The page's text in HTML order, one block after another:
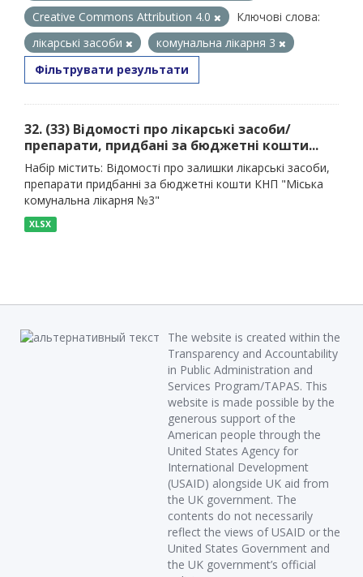
Creative Commons Attribution 4.0
Ключові слова:
лікарські засоби
комунальна лікарня 3
Фільтрувати результати
32. (33) Відомості про лікарські засоби/
препарати, придбані за бюджетні кошти...
Набір містить: Відомості про залишки лікарські засоби,
препарати придбанні за бюджетні кошти КНП "Міська
комунальна лікарня №3"
XLSX
The website is created within the
Transparency and Accountability
in Public Administration and
Services Program/TAPAS. This
website is made possible by the
generous support of the
American people through the
United States Agency for
International Development
(USAID) alongside UK aid from
the UK government. The
contents do not necessarily
reflect the views of USAID or the
United States Government and
the UK government’s official